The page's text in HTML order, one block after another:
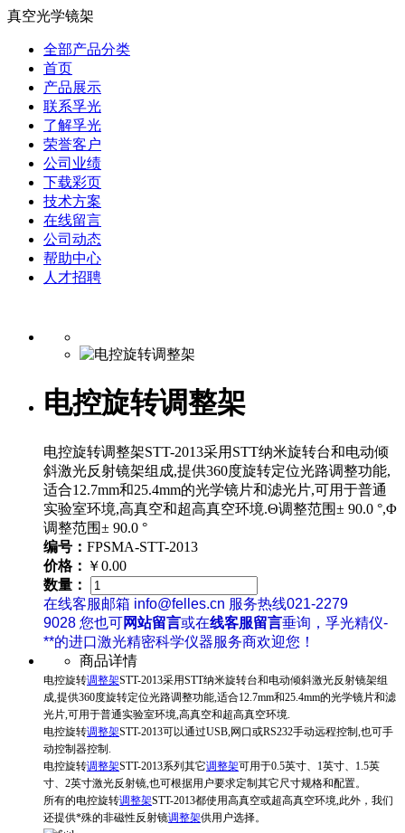
真空光学镜架
全部产品分类
首页
产品展示
联系孚光
了解孚光
荣誉客户
公司业绩
下载彩页
技术方案
在线留言
公司动态
帮助中心
人才招聘
电控旋转调整架
电控旋转调整架STT-2013采用STT纳米旋转台和电动倾
斜激光反射镜架组成,提供360度旋转定位光路调整功能,
适合12.7mm和25.4mm的光学镜片和滤光片,可用于普通
实验室环境,高真空和超高真空环境.Θ调整范围± 90.0 °,Φ
调整范围± 90.0 °
编号： FPSMA-STT-2013
价格： ￥0.00
数量：
在线客服邮箱 info@felles.cn 服务热线021-2279
9028 您也可网站留言或在线客服留言垂询，孚光精仪-
**的进口激光精密科学仪器服务商欢迎您！
商品详情
电控旋转调整架STT-2013采用STT纳米旋转台和电动倾斜激光反射镜架组
成,提供360度旋转定位光路调整功能,适合12.7mm和25.4mm的光学镜片和滤
光片,可用于普通实验室环境,高真空和超高真空环境.
电控旋转调整架STT-2013可以通过USB,网口或RS232手动远程控制,也可手
动控制器控制.
电控旋转调整架STT-2013系列其它调整架可用于0.5英寸、1英寸、1.5英
寸、2英寸激光反射镜,也可根据用户要求定制其它尺寸规格和配置。
所有的电控旋转调整架STT-2013都使用高真空或超高真空环境,此外，我们
还提供*殊的非磁性反射镜调整架供用户选择。